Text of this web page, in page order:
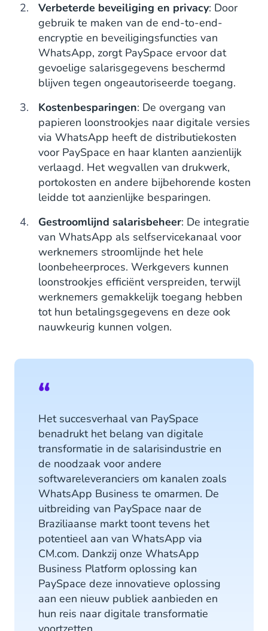
Verbeterde beveiliging en privacy: Door
gebruik te maken van de end-to-end-
encryptie en beveiligingsfuncties van
WhatsApp, zorgt PaySpace ervoor dat
gevoelige salarisgegevens beschermd
blijven tegen ongeautoriseerde toegang.
Kostenbesparingen: De overgang van
papieren loonstrookjes naar digitale versies
via WhatsApp heeft de distributiekosten
voor PaySpace en haar klanten aanzienlijk
verlaagd. Het wegvallen van drukwerk,
portokosten en andere bijbehorende kosten
leidde tot aanzienlijke besparingen.
Gestroomlijnd salarisbeheer: De integratie
van WhatsApp als selfservicekanaal voor
werknemers stroomlijnde het hele
loonbeheerproces. Werkgevers kunnen
loonstrookjes efficiënt verspreiden, terwijl
werknemers gemakkelijk toegang hebben
tot hun betalingsgegevens en deze ook
nauwkeurig kunnen volgen.
Het succesverhaal van PaySpace
benadrukt het belang van digitale
transformatie in de salarisindustrie en
de noodzaak voor andere
softwareleveranciers om kanalen zoals
WhatsApp Business te omarmen. De
uitbreiding van PaySpace naar de
Braziliaanse markt toont tevens het
potentieel aan van WhatsApp via
CM.com. Dankzij onze WhatsApp
Business Platform oplossing kan
PaySpace deze innovatieve oplossing
aan een nieuw publiek aanbieden en
hun reis naar digitale transformatie